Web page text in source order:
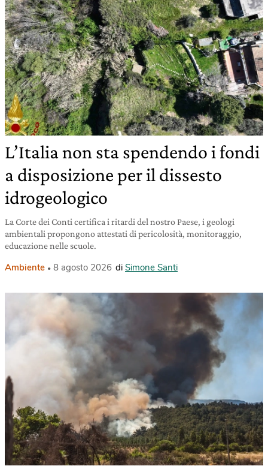
L’Italia non sta spendendo i fondi
a disposizione per il dissesto
idrogeologico
La Corte dei Conti certifica i ritardi del nostro Paese, i geologi
ambientali propongono attestati di pericolosità, monitoraggio,
educazione nelle scuole.
Ambiente 8 agosto 2026 di Simone Santi